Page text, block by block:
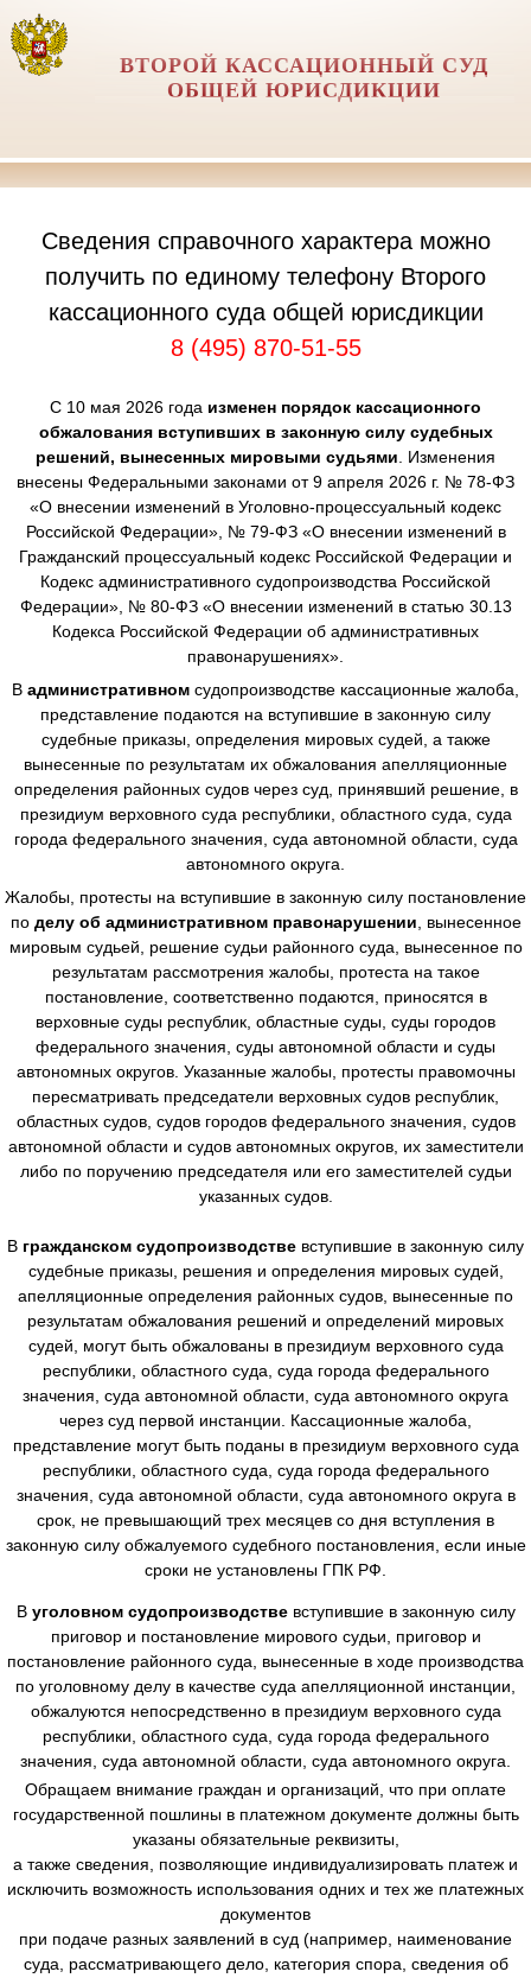
ВТОРОЙ КАССАЦИОННЫЙ СУД
ОБЩЕЙ ЮРИСДИКЦИИ
Сведения справочного характера можно
получить по единому телефону Второго
кассационного суда общей юрисдикции
8 (495) 870-51-55
С 10 мая 2026 года изменен порядок кассационного
обжалования вступивших в законную силу судебных
решений, вынесенных мировыми судьями . Изменения
внесены Федеральными законами от 9 апреля 2026 г. № 78-ФЗ
«О внесении изменений в Уголовно-процессуальный кодекс
Российской Федерации», № 79-ФЗ «О внесении изменений в
Гражданский процессуальный кодекс Российской Федерации и
Кодекс административного судопроизводства Российской
Федерации», № 80-ФЗ «О внесении изменений в статью 30.13
Кодекса Российской Федерации об административных
правонарушениях».
В административном судопроизводстве кассационные жалоба,
представление подаются на вступившие в законную силу
судебные приказы, определения мировых судей, а также
вынесенные по результатам их обжалования апелляционные
определения районных судов через суд, принявший решение, в
президиум верховного суда республики, областного суда, суда
города федерального значения, суда автономной области, суда
автономного округа.
Жалобы, протесты на вступившие в законную силу постановление
по делу об административном правонарушении , вынесенное
мировым судьей, решение судьи районного суда, вынесенное по
результатам рассмотрения жалобы, протеста на такое
постановление, соответственно подаются, приносятся в
верховные суды республик, областные суды, суды городов
федерального значения, суды автономной области и суды
автономных округов. Указанные жалобы, протесты правомочны
пересматривать председатели верховных судов республик,
областных судов, судов городов федерального значения, судов
автономной области и судов автономных округов, их заместители
либо по поручению председателя или его заместителей судьи
указанных судов.
В гражданском судопроизводстве вступившие в законную силу
судебные приказы, решения и определения мировых судей,
апелляционные определения районных судов, вынесенные по
результатам обжалования решений и определений мировых
судей, могут быть обжалованы в президиум верховного суда
республики, областного суда, суда города федерального
значения, суда автономной области, суда автономного округа
через суд первой инстанции. Кассационные жалоба,
представление могут быть поданы в президиум верховного суда
республики, областного суда, суда города федерального
значения, суда автономной области, суда автономного округа в
срок, не превышающий трех месяцев со дня вступления в
законную силу обжалуемого судебного постановления, если иные
сроки не установлены ГПК РФ.
В уголовном судопроизводствевступившие в законную силу
приговор и постановление мирового судьи, приговор и
постановление районного суда, вынесенные в ходе производства
по уголовному делу в качестве суда апелляционной инстанции,
обжалуются непосредственно в президиум верховного суда
республики, областного суда, суда города федерального
значения, суда автономной области, суда автономного округа.
Обращаем внимание граждан и организаций, что при оплате
государственной пошлины в платежном документе должны быть
указаны обязательные реквизиты,
а также сведения, позволяющие индивидуализировать платеж и
исключить возможность использования одних и тех же платежных
документов
при подаче разных заявлений в суд (например, наименование
суда, рассматривающего дело, категория спора, сведения об